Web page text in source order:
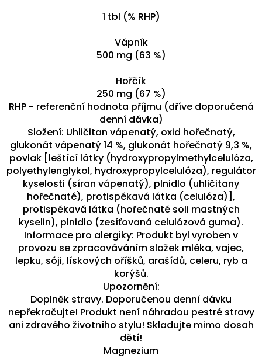
1 tbl (% RHP)
Vápník
500 mg (63 %)
Hořčík
250 mg (67 %)
RHP - referenční hodnota příjmu (dříve doporučená
denní dávka)
Složení: Uhličitan vápenatý, oxid hořečnatý,
glukonát vápenatý 14 %, glukonát hořečnatý 9,3 %,
povlak [leštící látky (hydroxypropylmethylcelulóza,
polyethylenglykol, hydroxypropylcelulóza), regulátor
kyselosti (síran vápenatý), plnidlo (uhličitany
hořečnaté), protispékavá látka (celulóza)],
protispékavá látka (hořečnaté soli mastných
kyselin), plnidlo (zesíťovaná celulózová guma).
Informace pro alergiky: Produkt byl vyroben v
provozu se zpracováváním složek mléka, vajec,
lepku, sóji, lískových oříšků, arašídů, celeru, ryb a
korýšů.
Upozornění:
Doplněk stravy. Doporučenou denní dávku
nepřekračujte! Produkt není náhradou pestré stravy
ani zdravého životního stylu! Skladujte mimo dosah
dětí!
Magnezium